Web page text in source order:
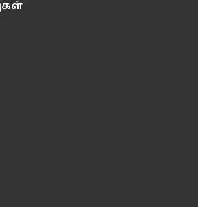
அச்சேவையை சீராகத் தொடர இயற்கைக்கு